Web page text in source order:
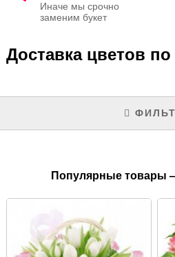
Иначе мы срочно
заменим букет
Доставка цветов
Популярные товары